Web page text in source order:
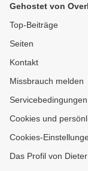
Gehostet von
Top-Beiträge
Seiten
Kontakt
Missbrauch melden
Servicebedingungen
Cookies und
Cookies-
Das Profil von